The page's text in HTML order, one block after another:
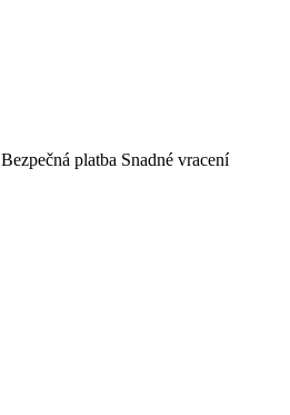
Bezpečná platba Snadné vracení